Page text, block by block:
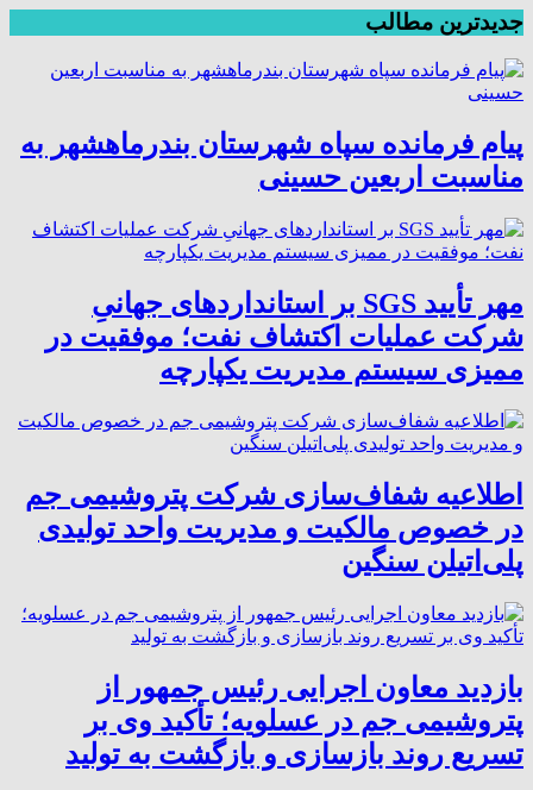
جدیدترین مطالب
پیام فرمانده سپاه شهرستان بندرماهشهر به
مناسبت اربعین حسینی
مهر تأیید SGS بر استانداردهای جهانیِ
شرکت عملیات اکتشاف نفت؛ موفقیت در
ممیزی سیستم مدیریت یکپارچه
اطلاعیه شفاف‌سازی شرکت پتروشیمی جم
در خصوص مالکیت و مدیریت واحد تولیدی
پلی‌اتیلن سنگین
بازدید معاون اجرایی رئیس جمهور از
پتروشیمی جم در عسلویه؛ تأکید وی بر
تسریع روند بازسازی و بازگشت به تولید